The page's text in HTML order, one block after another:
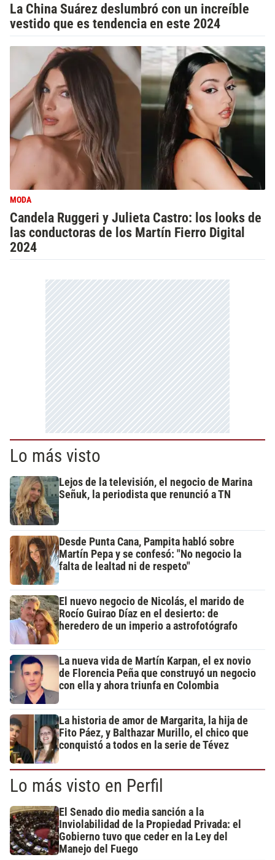
La China Suárez deslumbró con un increíble
vestido que es tendencia en este 2024
MODA
Candela Ruggeri y Julieta Castro: los looks de
las conductoras de los Martín Fierro Digital
2024
Lo más visto
Lejos de la televisión, el negocio de Marina
Señuk, la periodista que renunció a TN
Desde Punta Cana, Pampita habló sobre
Martín Pepa y se confesó: "No negocio la
falta de lealtad ni de respeto"
El nuevo negocio de Nicolás, el marido de
Rocío Guirao Díaz en el desierto: de
heredero de un imperio a astrofotógrafo
La nueva vida de Martín Karpan, el ex novio
de Florencia Peña que construyó un negocio
con ella y ahora triunfa en Colombia
La historia de amor de Margarita, la hija de
Fito Páez, y Balthazar Murillo, el chico que
conquistó a todos en la serie de Tévez
Lo más visto en Perfil
El Senado dio media sanción a la
Inviolabilidad de la Propiedad Privada: el
Gobierno tuvo que ceder en la Ley del
Manejo del Fuego